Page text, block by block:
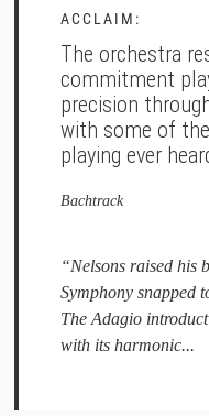
ACCLAIM:
The orchestra
commitment
precision
with some of
playing ever
Bachtrack
“Nelsons raised his
Symphony snapped
The Adagio
with its harmonic...